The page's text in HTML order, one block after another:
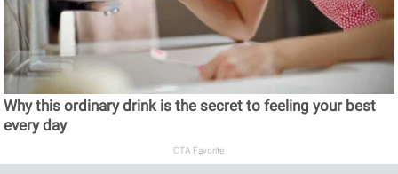
Why this ordinary drink is the secret to feeling your best
every day
CTA Favorite